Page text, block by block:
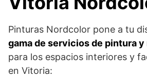
Pinturas Nordcolor pone a tu
gama de servicios de pintura
para los espacios interiores y
en Vitoria: